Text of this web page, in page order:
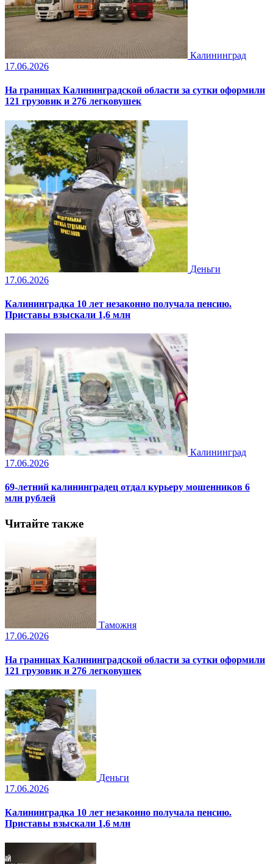
Калининград
17.06.2026
На границах Калининградской области за сутки оформили
121 грузовик и 276 легковушек
Деньги
17.06.2026
Калининградка 10 лет незаконно получала пенсию.
Приставы взыскали 1,6 млн
Калининград
17.06.2026
69-летний калининградец отдал курьеру мошенников 6
млн рублей
Читайте также
Таможня
17.06.2026
На границах Калининградской области за сутки оформили
121 грузовик и 276 легковушек
Деньги
17.06.2026
Калининградка 10 лет незаконно получала пенсию.
Приставы взыскали 1,6 млн